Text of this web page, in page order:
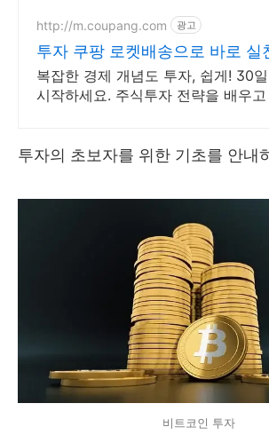
http://m.coupang.com 광고
투자 쿠팡 로켓배송으로 바로 실
복잡한 경제 개념도 투자, 쉽게! 30
시작하세요. 주식투자 전략을 배우
투자의 초보자를 위한 기초를 안내
비트코인 투자